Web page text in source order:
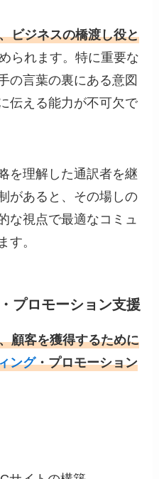
ビジネスの橋渡し役と
られます。特に重要な
の言葉の裏にある意図
伝える能力が不可欠で
を理解した通訳者を継
があると、その場しの
な視点で最適なコミュ
す。
プロモーション支援
顧客を獲得するために
ング・プロモーション